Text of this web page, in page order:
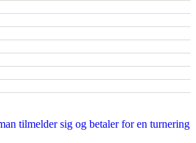
tilmelder sig og betaler for en turnering